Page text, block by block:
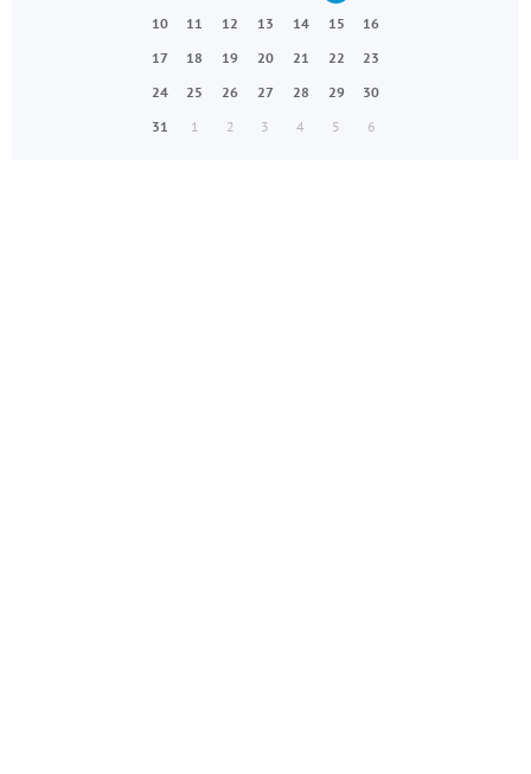
10
11 12 13 14 15
16
17
18 19 20 21 22
23
24
25 26 27 28 29
30
31
1 2 3 4 5 6